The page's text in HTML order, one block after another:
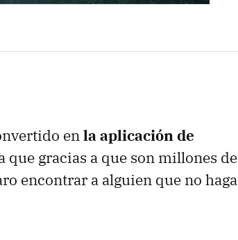
enla aplicación de
que gracias a que son millones de
encontrar a alguien que no haga